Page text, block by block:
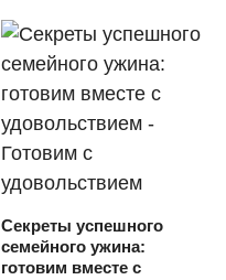
Секреты успешного
семейного ужина:
готовим вместе с